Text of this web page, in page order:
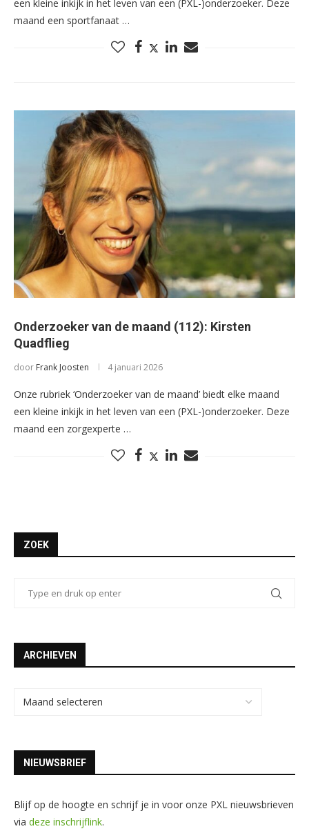
een kleine inkijk in het leven van een (PXL-)onderzoeker. Deze
maand een sportfanaat …
Onderzoeker van de maand (112): Kirsten
Quadflieg
door Frank Joosten 4 januari 2026
Onze rubriek ‘Onderzoeker van de maand’ biedt elke maand
een kleine inkijk in het leven van een (PXL-)onderzoeker. Deze
maand een zorgexperte …
ZOEK
ARCHIEVEN
NIEUWSBRIEF
Blijf op de hoogte en schrijf je in voor onze PXL nieuwsbrieven
via deze inschrijflink.